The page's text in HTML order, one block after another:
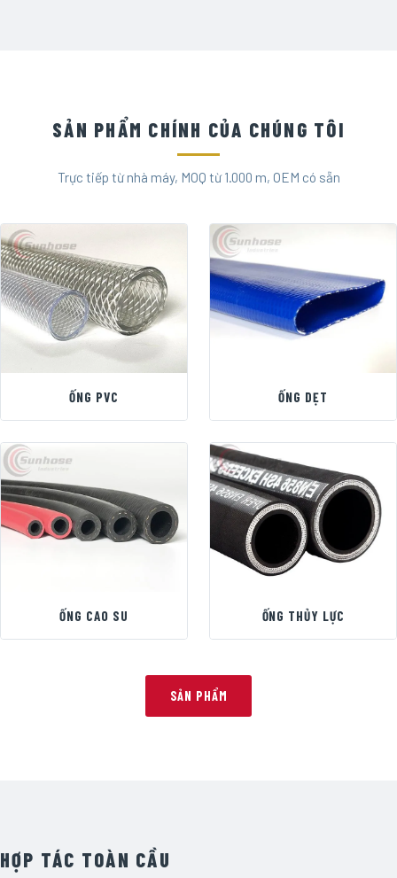
SẢN PHẨM CHÍNH CỦA CHÚNG TÔI
Trực tiếp từ nhà máy, MOQ từ 1.000 m, OEM có sẵn
ỐNG PVC ỐNG DẸT
ỐNG CAO SU ỐNG THỦY LỰC
SẢN PHẨM
HỢP TÁC TOÀN CẦU